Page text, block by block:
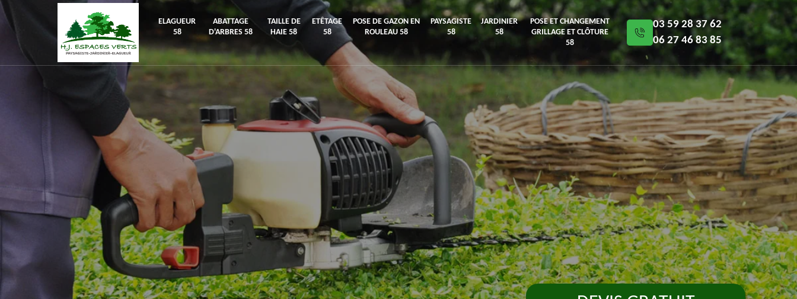
ELAGUEUR
58
ABATTAGE
D'ARBRES 58
TAILLE DE
HAIE 58
ETÊTAGE
58
POSE DE GAZON EN
ROULEAU 58
PAYSAGISTE
58
JARDINIER
58
POSE ET CHANGEMENT
GRILLAGE ET CLÔTURE
58
03 59 28 37 62
06 27 46 83 85